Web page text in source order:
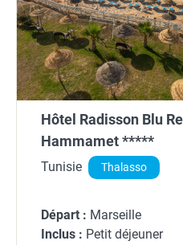
Hôtel Radisson Blu
Hammamet *****
Tunisie Thalasso
Départ : Marseille
Inclus : Petit déjeuner